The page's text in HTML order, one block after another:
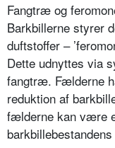
Fangtræ og
Barkbillerne styrer
duftstoffer –
Dette udnyttes via
fangtræ. Fælderne
reduktion af
fælderne kan være